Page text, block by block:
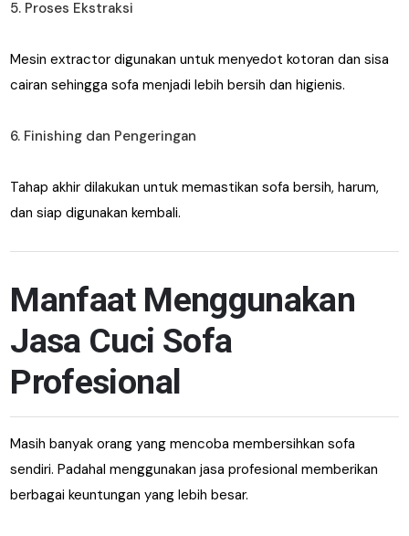
5. Proses Ekstraksi
Mesin extractor digunakan untuk menyedot kotoran dan sisa
cairan sehingga sofa menjadi lebih bersih dan higienis.
6. Finishing dan Pengeringan
Tahap akhir dilakukan untuk memastikan sofa bersih, harum,
dan siap digunakan kembali.
Manfaat Menggunakan
Jasa Cuci Sofa
Profesional
Masih banyak orang yang mencoba membersihkan sofa
sendiri. Padahal menggunakan jasa profesional memberikan
berbagai keuntungan yang lebih besar.